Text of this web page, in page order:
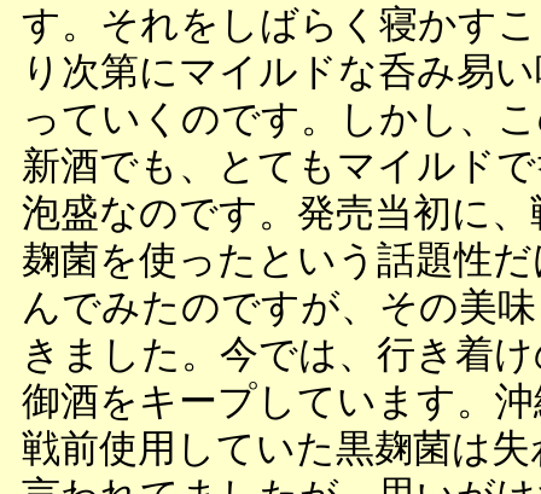
す。それをしばらく寝かす
り次第にマイルドな呑み易
っていくのです。しかし、
新酒でも、とてもマイルド
泡盛なのです。発売当初に、
麹菌を使ったという話題性
んでみたのですが、その美
きました。今では、行き着
御酒をキープしています。
戦前使用していた黒麹菌は